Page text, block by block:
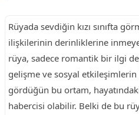
Rüyada sevdiğin kızı sınıfta
ilişkilerinin derinliklerine
rüya, sadece romantik bir ilgi
gelişme ve sosyal etkileşimlerin
gördüğün bu ortam,
habercisi olabilir. Belki de bu